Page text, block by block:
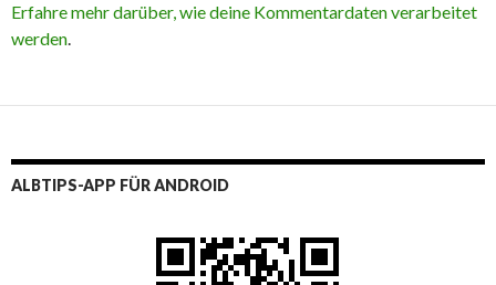
Erfahre mehr darüber, wie deine Kommentardaten verarbeitet
werden.
ALBTIPS-APP FÜR ANDROID